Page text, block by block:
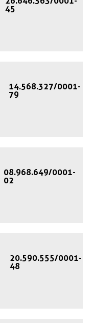
45
14.568.327/0001-
79
08.968.649/0001-
02
20.590.555/0001-
48